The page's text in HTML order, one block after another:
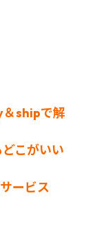
shipで解
こがいい
ービス